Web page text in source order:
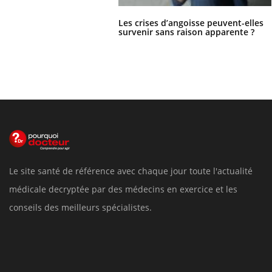
Les crises d’angoisse peuvent-elles
survenir sans raison apparente ?
Le site santé de référence avec chaque jour toute l'actualité
médicale decryptée par des médecins en exercice et les
conseils des meilleurs spécialistes.